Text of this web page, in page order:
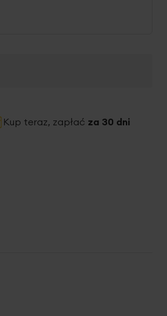
Kup teraz, zapłać za 30 dni